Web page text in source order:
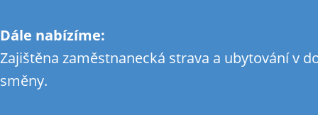
Dále nabízíme:
Zajištěna zaměstnanecká strava a ubytování v
směny.